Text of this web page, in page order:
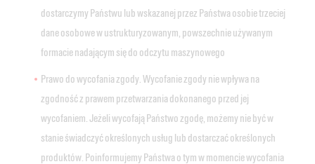
dostarczymy Państwu lub wskazanej przez Państwa osobie trzeciej
dane osobowe w ustrukturyzowanym, powszechnie używanym
formacie nadającym się do odczytu maszynowego
Prawo do wycofania zgody. Wycofanie zgody nie wpływa na
zgodność z prawem przetwarzania dokonanego przed jej
wycofaniem. Jeżeli wycofają Państwo zgodę, możemy nie być w
stanie świadczyć określonych usług lub dostarczać określonych
produktów. Poinformujemy Państwa o tym w momencie wycofania